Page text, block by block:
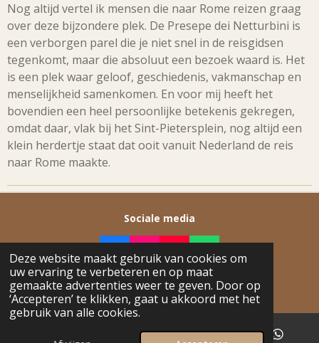
Deze website maakt gebruik van cookies om
uw ervaring te verbeteren en op maat
gemaakte advertenties weer te geven. Door op
‘Accepteren’ te klikken, gaat u akkoord met het
gebruik van alle cookies.
Nog altijd vertel ik mensen die naar Rome reizen graag
over deze bijzondere plek. De Presepe dei Netturbini is
een verborgen parel die je niet snel in de reisgidsen
tegenkomt, maar die absoluut een bezoek waard is. Het
is een plek waar geloof, geschiedenis, vakmanschap en
menselijkheid samenkomen. En voor mij heeft het
bovendien een heel persoonlijke betekenis gekregen,
omdat daar, vlak bij het Sint-Pietersplein, nog altijd een
klein herdertje staat dat ooit vanuit Nederland de reis
naar Rome maakte.
Sociale media
F
A
C
E
B
I
N
S
T
R
Y
O
U
T
E
W
H
A
T
P
© 2026 Ashtown
Powered byJouwWeb